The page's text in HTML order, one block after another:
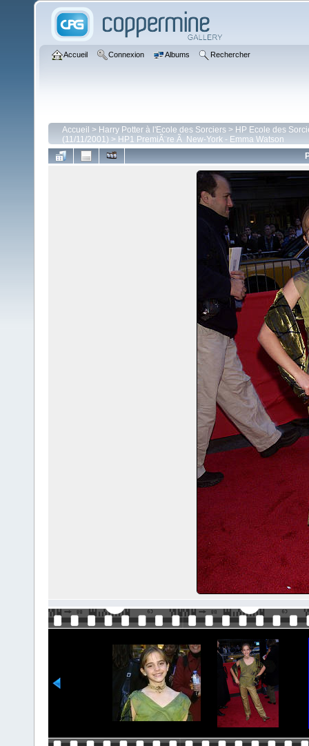
Accueil Connexion Albums Rechercher
Accueil > Harry Potter à l'Ecole des Sorciers > HP Ecole des
(11/11/2001) > HP1 PremiÃ¨re Ã New-York - Emma Watson